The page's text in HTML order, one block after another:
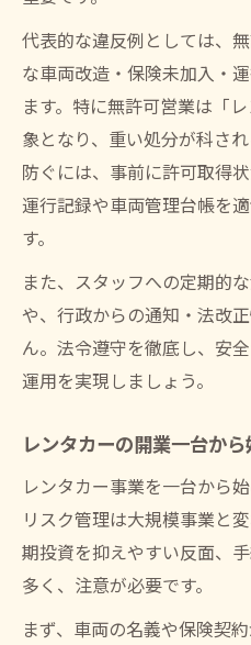
代表的な違反例としては、
な車両改造・保険未加入・
ます。特に無許可営業は「
象となり、重い処分が科さ
防ぐには、事前に許可取得
運行記録や車両管理台帳を
す。
また、スタッフへの定期的
や、行政からの通知・法改
ん。法令遵守を徹底し、安
運用を実現しましょう。
レンタカーの開業一台か
レンタカー事業を一台から
リスク管理は大規模事業と
期投資を抑えやすい反面、
多く、注意が必要です。
まず、車両の名義や保険契